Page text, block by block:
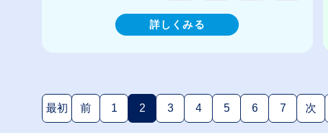
詳しくみる
最初 前 1 2(現在のページ)
3 4 5 6 7 次